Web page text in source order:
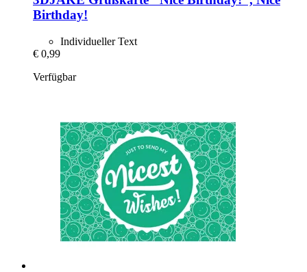
Birthday!
Individueller Text
€ 0,99
Verfügbar